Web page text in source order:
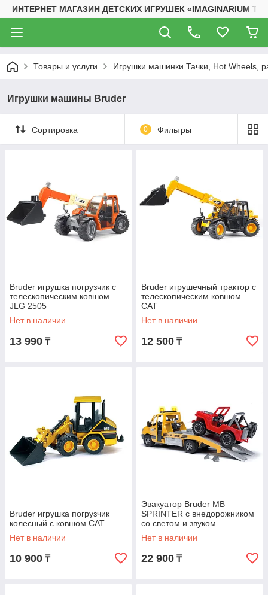
ИНТЕРНЕТ МАГАЗИН ДЕТСКИХ ИГРУШЕК «IMAGINARIUM
Товары и услуги Игрушки машинки Тачки, Hot Wheels,
Игрушки машины Bruder
Сортировка 0 Фильтры
Bruder игрушка погрузчик с
телескопическим ковшом
JLG 2505
Нет в наличии
13 990 ₸
Bruder игрушечный трактор с
телескопическим ковшом
CAT
Нет в наличии
12 500 ₸
Bruder игрушка погрузчик
колесный с ковшом CAT
Нет в наличии
10 900 ₸
Эвакуатор Bruder MB
SPRINTER с внедорожником
со светом и звуком
Нет в наличии
22 900 ₸